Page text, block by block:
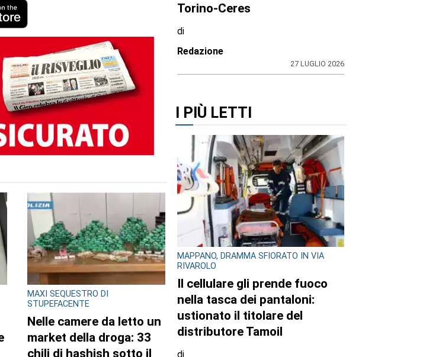
MAXI SEQUESTRO DI
STUPEFACENTE
Nelle camere da letto un
market della droga: 33
chili di hashish sotto il
Torino-Ceres
di
Redazione
27 LUGLIO 2026
I PIÙ LETTI
MAPPANO, DRAMMA SFIORATO IN VIA
RIVAROLO
Il cellulare gli prende fuoco
nella tasca dei pantaloni:
ustionato il titolare del
distributore Tamoil
di